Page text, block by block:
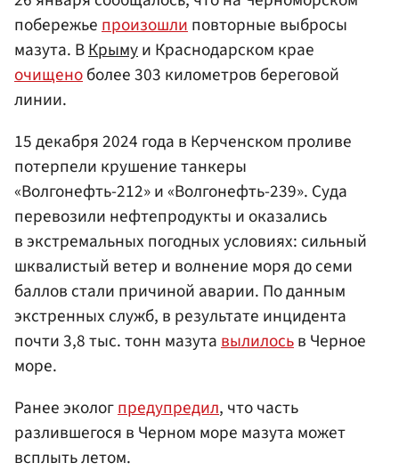
побережье произошли повторные выбросы
мазута. ВКрымуи Краснодарском крае
очищеноболее 303 километров береговой
линии.
15 декабря 2024 года в Керченском проливе
потерпели крушение танкеры
«Волгонефть-212» и «Волгонефть-239». Суда
перевозили нефтепродукты и оказались
в экстремальных погодных условиях: сильный
шквалистый ветер и волнение моря до семи
баллов стали причиной аварии. По данным
экстренных служб, в результате инцидента
почти 3,8 тыс. тонн мазутавылилосьв Черное
море.
Ранее экологпредупредил, что часть
разлившегося в Черном море мазута может
всплыть летом.